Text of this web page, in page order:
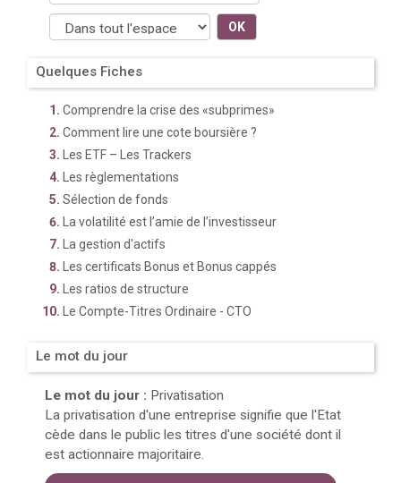
OK
Quelques Fiches
Comprendre la crise des «subprimes»
Comment lire une cote boursière ?
Les ETF – Les Trackers
Les règlementations
Sélection de fonds
La volatilité est l’amie de l’investisseur
La gestion d'actifs
Les certificats Bonus et Bonus cappés
Les ratios de structure
Le Compte-Titres Ordinaire - CTO
Le mot du jour
Le mot du jour : Privatisation
La privatisation d'une entreprise signifie que l'Etat
cède dans le public les titres d'une société dont il
est actionnaire majoritaire.